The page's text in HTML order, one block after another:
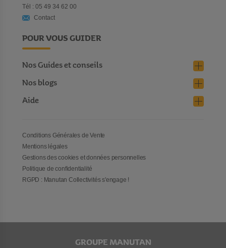
Tél : 05 49 34 62 00
Contact
POUR VOUS GUIDER
Nos Guides et conseils
Nos blogs
Aide
Conditions Générales de Vente
Mentions légales
Gestions des cookies et données personnelles
Politique de confidentialité
RGPD : Manutan Collectivités s'engage !
GROUPE MANUTAN